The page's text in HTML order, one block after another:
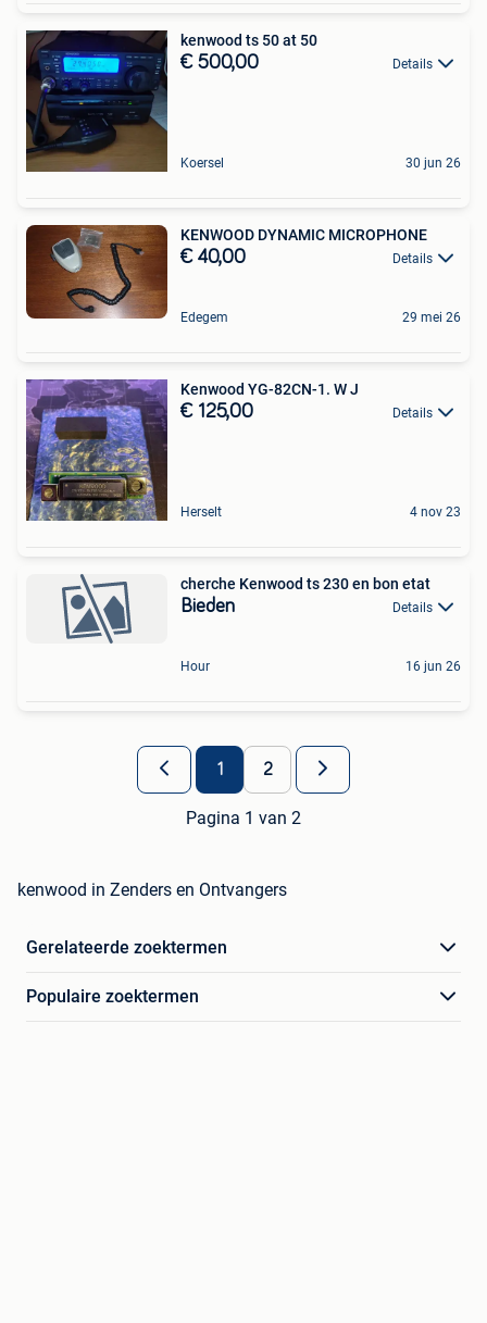
kenwood ts 50 at 50
€ 500,00 Details
Koersel 30 jun 26
KENWOOD DYNAMIC MICROPHONE
€ 40,00 Details
Edegem 29 mei 26
Kenwood YG-82CN-1. W J
€ 125,00 Details
Herselt 4 nov 23
cherche Kenwood ts 230 en bon etat
Bieden Details
Hour 16 jun 26
1 2
Pagina 1 van 2
kenwood in Zenders en Ontvangers
Gerelateerde zoektermen
Populaire zoektermen